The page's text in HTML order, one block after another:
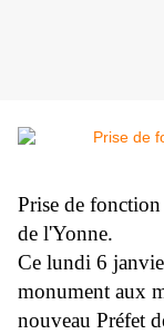
Prise de
de l'Yonne.
Ce lundi 6
monument aux
nouveau Préfet